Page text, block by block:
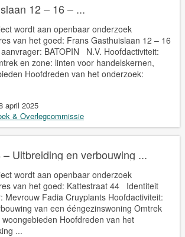
12 – 16 – ...
wordt aan openbaar onderzoek
van het goed: Frans Gasthuislaan 12 – 16
BATOPIN N.V. Hoofdactiviteit:
en zone: linten voor handelskernen,
Hoofdreden van het onderzoek:
april 2025
& Overlegcommissie
Uitbreiding en verbouwing ...
wordt aan openbaar onderzoek
van het goed: Kattestraat 44 Identiteit
Mevrouw Fadia Cruyplants Hoofdactiviteit:
van een ééngezinswoning Omtrek
Hoofdreden van het
...